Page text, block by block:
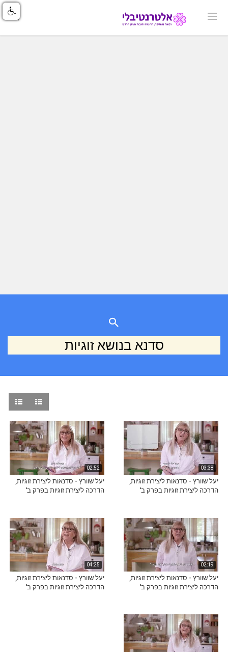
סדנא בנושא זוגיות
03:38
יעל שוורץ - סדנאות ליצירת זוגיות,
הדרכה ליצירת זוגיות בפרק ב'
02:52
יעל שוורץ - סדנאות ליצירת זוגיות,
הדרכה ליצירת זוגיות בפרק ב'
02:19
יעל שוורץ - סדנאות ליצירת זוגיות,
הדרכה ליצירת זוגיות בפרק ב'
04:25
יעל שוורץ - סדנאות ליצירת זוגיות,
הדרכה ליצירת זוגיות בפרק ב'